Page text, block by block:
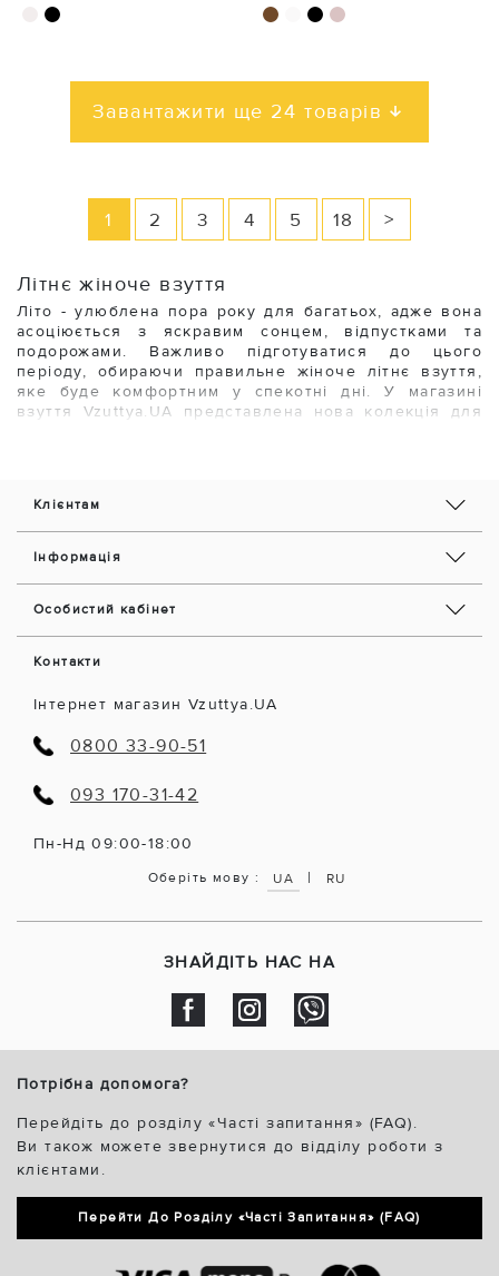
Завантажити ще 24 товарів
1 2 3 4 5 18 >
Літнє жіноче взуття
Літо - улюблена пора року для багатьох, адже вона
асоціюється з яскравим сонцем, відпустками та
подорожами. Важливо підготуватися до цього
періоду, обираючи правильне жіноче літнє взуття,
яке буде комфортним у спекотні дні. У магазині
взуття Vzuttya.UA представлена нова колекція для
босоніжки, які не лише забезпечують вільну
циркуляцію повітря, але й дозволяють отримати
гарну засмагу. Для особливих випадків ідеально
підійдуть босоніжки на високих підборах. Інші
популярні моделі - це шльопанці або сабо, які дуже
зручні для відпочинку влітку.
При виборі літнього взуття слід звернути увагу на
матеріал, з якого воно виготовлене. Натуральна
дозволяє нозі дихати. Важливо також підібрати
виникнути в спекотну погоду.
елегантні, так і повсякденні. Наприклад, вироби на
додати кілька сантиметрів, не обираючи класичні
Запрошуємо ознайомитися з нашим асортиментом на
комфорт, зручність і модний вигляд.
Клієнтам
Інформація
Особистий кабінет
Контакти
Інтернет магазин Vzuttya.UA
0800 33-90-51
093 170-31-42
Пн-Нд 09:00-18:00
Оберіть мову : UA | RU
ЗНАЙДІТЬ НАС НА
Потрібна допомога?
Перейдіть до розділу «Часті запитання» (FAQ).
Ви також можете звернутися до відділу роботи з
клієнтами.
Перейти До Розділу «Часті Запитання» (FAQ)